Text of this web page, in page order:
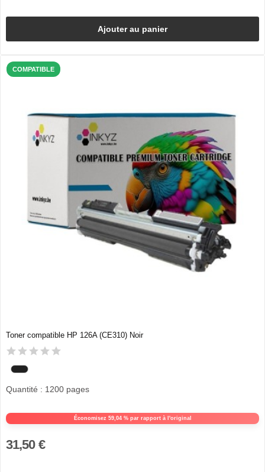
Ajouter au panier
COMPATIBLE
Toner compatible HP 126A (CE310) Noir
Économisez 59,04 % par rapport à l'original
Quantité : 1200 pages
31,50 €